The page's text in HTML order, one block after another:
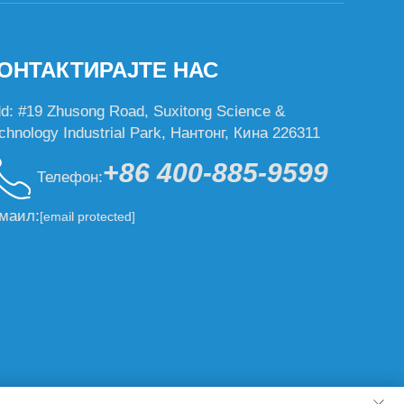
НАС
#19 Zhusong Road, Suxitong Science &
Industrial Park, Нантонг, Кина 226311
Телефон:+86 400-885-9599
[email protected]